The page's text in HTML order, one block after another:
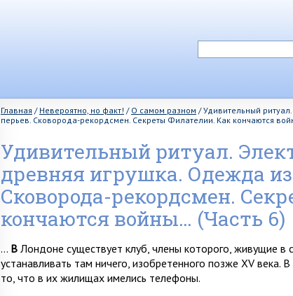
Главная / Невероятно, но факт! / О самом разном /Удивительный
перьев. Сковорода-рекордсмен. Секреты Филателии. Как кончаются
Удивительный ритуал.
древняя игрушка. Одежда
Сковорода-рекордсмен.
кончаются войны… (Часть 6)
… В Лондоне существует клуб, члены которого, жи­вущие в
устанавливать там ничего, изобретенного позже XV ве­ка.
то, что в их жилищах имелись телефоны.